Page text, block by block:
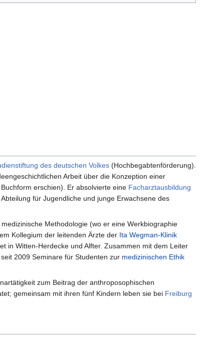
des deutschen Volkes (Hochbegabtenförderung).
Arbeit über die Konzeption einer
erschien). Er absolvierte eine Facharztausbildung
für Jugendliche und junge Erwachsene des
Methodologie (wo er eine Werkbiographie
Kollegium der leitenden Ärzte der Ita Wegman-Klinik
in Witten-Herdecke und Alfter. Zusammen mit dem Leiter
2009 Seminare für Studenten zur medizinischen Ethik
zum Beitrag der anthroposophischen
gemeinsam mit ihren fünf Kindern leben sie bei Freiburg